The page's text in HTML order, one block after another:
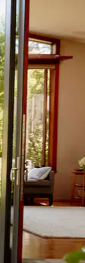
en faisant glisser.